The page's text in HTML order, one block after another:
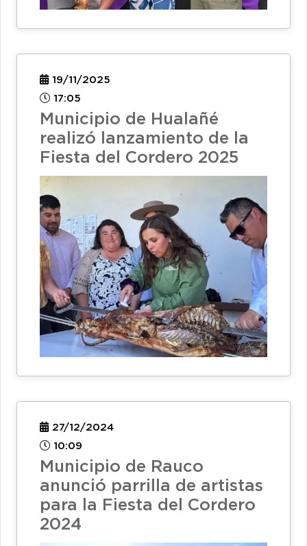
19/11/2025
17:05
Municipio de Hualañé
realizó lanzamiento de la
Fiesta del Cordero 2025
27/12/2024
10:09
Municipio de Rauco
anunció parrilla de artistas
para la Fiesta del Cordero
2024